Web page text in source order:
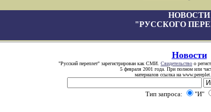
НОВОСТИ
"РУССКОГО
Новости
"Русский переплет" зарегистрирован как СМИ. Свидетельство о
5 февраля 2001 года. При полном или
материалов ссылка на
Тип запроса: "И"